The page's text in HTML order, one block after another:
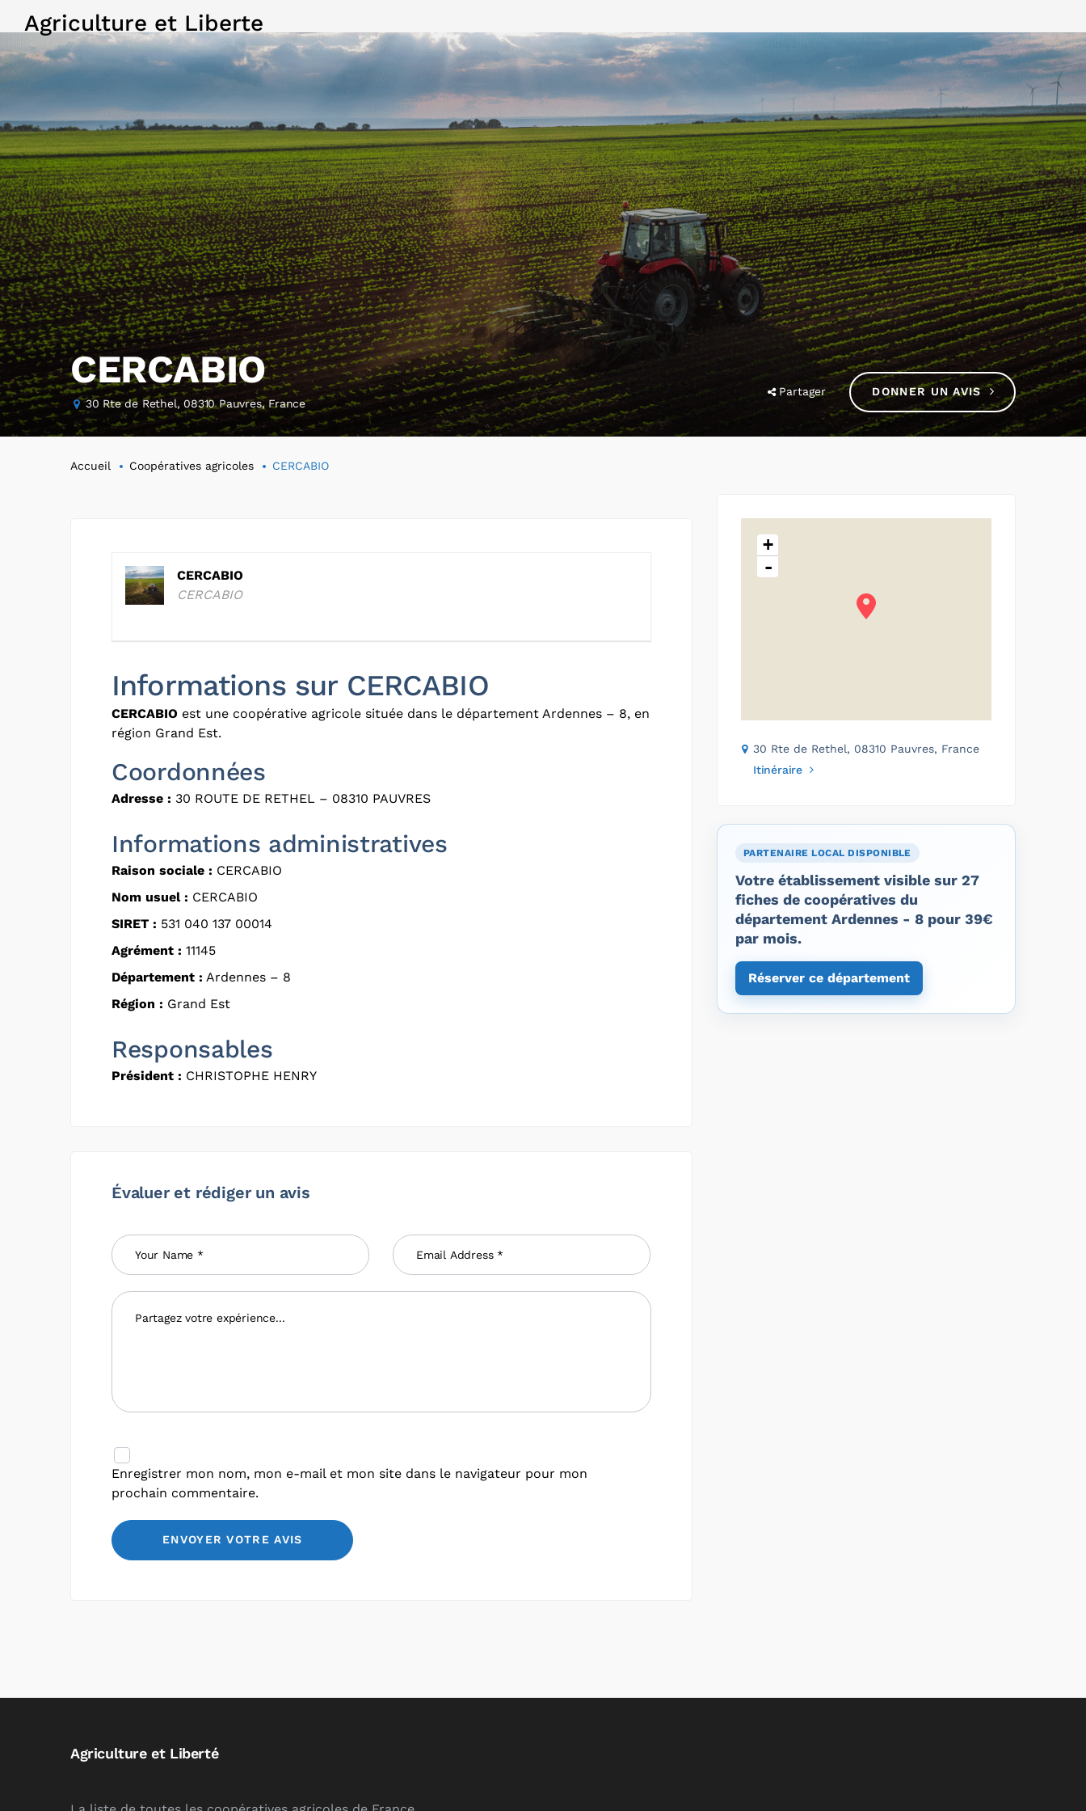
Agriculture et Liberte
CERCABIO
30 Rte de Rethel, 08310 Pauvres, France
Partager DONNER UN AVIS
Accueil Coopératives agricoles CERCABIO
CERCABIO
CERCABIO
Informations sur CERCABIO
CERCABIO est une coopérative agricole située dans le département Ardennes – 8, en
région Grand Est.
Coordonnées
Adresse : 30 ROUTE DE RETHEL – 08310 PAUVRES
Informations administratives
Raison sociale : CERCABIO
Nom usuel : CERCABIO
SIRET : 531 040 137 00014
Agrément : 11145
Département : Ardennes – 8
Région : Grand Est
Responsables
Président : CHRISTOPHE HENRY
Évaluer et rédiger un avis
Enregistrer mon nom, mon e-mail et mon site dans le navigateur pour mon
prochain commentaire.
+
-
30 Rte de Rethel, 08310 Pauvres, France
Itinéraire
PARTENAIRE LOCAL DISPONIBLE
Votre établissement visible sur 27
fiches de coopératives du
département Ardennes - 8 pour 39€
par mois.
Réserver ce département
Agriculture et Liberté